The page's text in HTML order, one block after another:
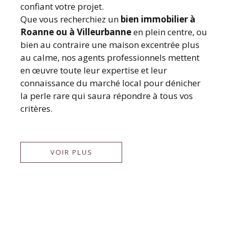
confiant votre projet.
Que vous recherchiez un bien immobilier à
Roanne ou à Villeurbanneen plein centre, ou
bien au contraire une maison excentrée plus
au calme, nos agents professionnels mettent
en œuvre toute leur expertise et leur
connaissance du marché local pour dénicher
la perle rare qui saura répondre à tous vos
critères.
VOIR PLUS